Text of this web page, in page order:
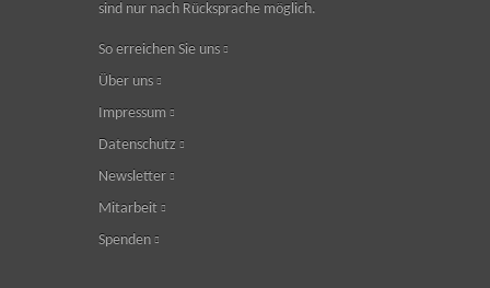
sind nur nach Rücksprache möglich.
So erreichen Sie uns
Über uns
Impressum
Datenschutz
Newsletter
Mitarbeit
Spenden